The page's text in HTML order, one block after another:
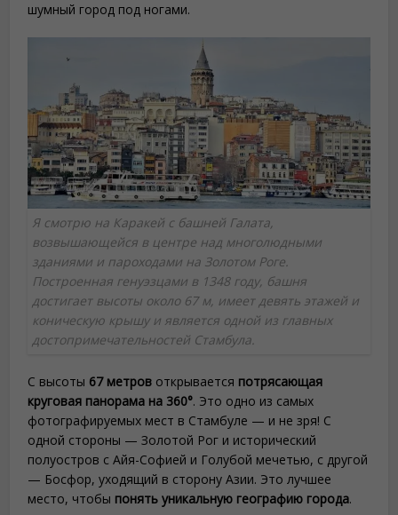
шумный город под ногами.
Я смотрю на Каракей с башней Галата,
возвышающейся в центре над многолюдными
зданиями и пароходами на Золотом Роге.
Построенная генуэзцами в 1348 году, башня
достигает высоты около 67 м, имеет девять этажей и
коническую крышу и является одной из главных
достопримечательностей Стамбула.
С высоты 67 метров открывается потрясающая
круговая панорама на 360°. Это одно из самых
фотографируемых мест в Стамбуле — и не зря! С
одной стороны — Золотой Рог и исторический
полуостров с Айя-Софией и Голубой мечетью, с другой
— Босфор, уходящий в сторону Азии. Это лучшее
место, чтобы понять уникальную географию города.